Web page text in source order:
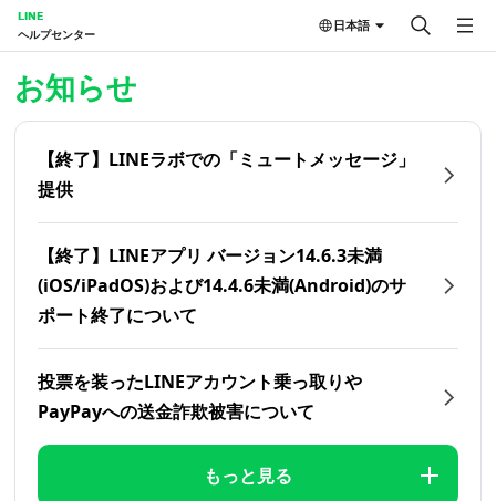
LINE
ヘルプセンター
日本語
お知らせ
【終了】LINEラボでの「ミュートメッセージ」
提供
【終了】LINEアプリ バージョン14.6.3未満
(iOS/iPadOS)および14.4.6未満(Android)のサ
ポート終了について
投票を装ったLINEアカウント乗っ取りや
PayPayへの送金詐欺被害について
もっと見る